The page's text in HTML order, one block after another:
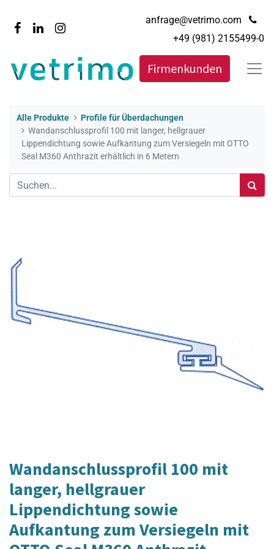
anfrage@vetrimo.com
+49 (981) 2155499-0
Firmenkunden
Alle Produkte
Profile für Überdachungen
Wandanschlussprofil 100 mit langer, hellgrauer
Lippendichtung sowie Aufkantung zum Versiegeln mit OTTO
Seal M360 Anthrazit erhältlich in 6 Metern
Wandanschlussprofil 100 mit
langer, hellgrauer
Lippendichtung sowie
Aufkantung zum Versiegeln mit